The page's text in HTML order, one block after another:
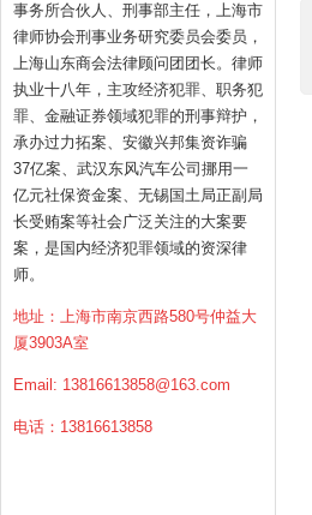
事务所合伙人、刑事部主任，上海市
律师协会刑事业务研究委员会委员，
上海山东商会法律顾问团团长。律师
执业十八年，主攻经济犯罪、职务犯
罪、金融证券领域犯罪的刑事辩护，
承办过力拓案、安徽兴邦集资诈骗
37亿案、武汉东风汽车公司挪用一
亿元社保资金案、无锡国土局正副局
长受贿案等社会广泛关注的大案要
案，是国内经济犯罪领域的资深律
师。
地址：上海市南京西路580号仲益大
厦3903A室
Email: 13816613858@163.com
电话：13816613858